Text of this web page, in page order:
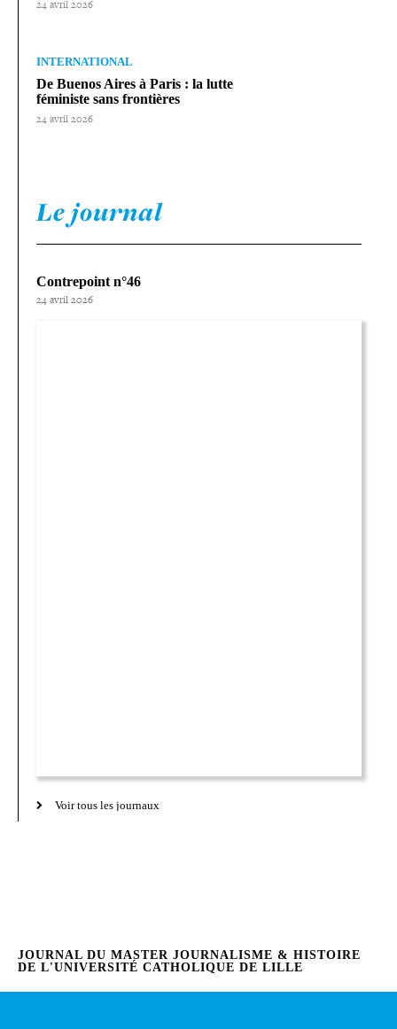
24 avril 2026
INTERNATIONAL
De Buenos Aires à Paris : la lutte
féministe sans frontières
24 avril 2026
Le journal
Contrepoint n°46
24 avril 2026
Voir tous les journaux
JOURNAL DU MASTER JOURNALISME & HISTOIRE
DE L'UNIVERSITÉ CATHOLIQUE DE LILLE